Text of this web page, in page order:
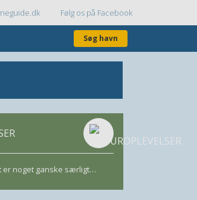
Topmenu
Følg os på Facebook
Søg havn
er noget ganske særligt…